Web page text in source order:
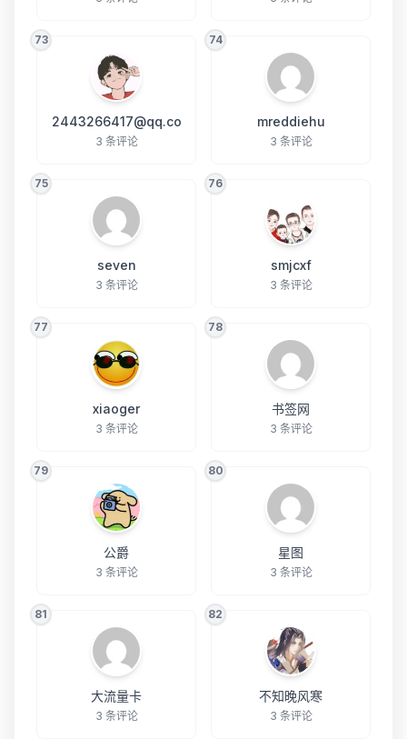
73
2443266417@qq.co
3 条评论
74
mreddiehu
3 条评论
75
seven
3 条评论
76
smjcxf
3 条评论
77
xiaoger
3 条评论
78
书签网
3 条评论
79
公爵
3 条评论
80
星图
3 条评论
81
大流量卡
3 条评论
82
不知晚风寒
3 条评论